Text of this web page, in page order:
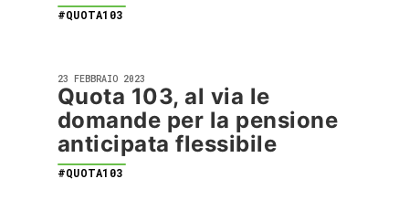
#QUOTA103
23 FEBBRAIO 2023
Quota 103, al via le
domande per la pensione
anticipata flessibile
#QUOTA103